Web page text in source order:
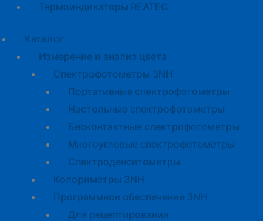
Термоиндикаторы REATEC
Каталог
Измерение и анализ цвета
Спектрофотометры 3NH
Портативные спектрофотометры
Настольные спектрофотометры
Бесконтактные спектрофотометры
Многоугловые спектрофотометры
Спектроденситометры
Колориметры 3NH
Программное обеспечение 3NH
Для рецептирования